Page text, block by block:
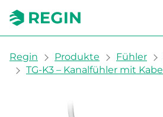
You are here:
Regin Produkte Fühler
TG-K3 – Kanalfühler mit Kabel